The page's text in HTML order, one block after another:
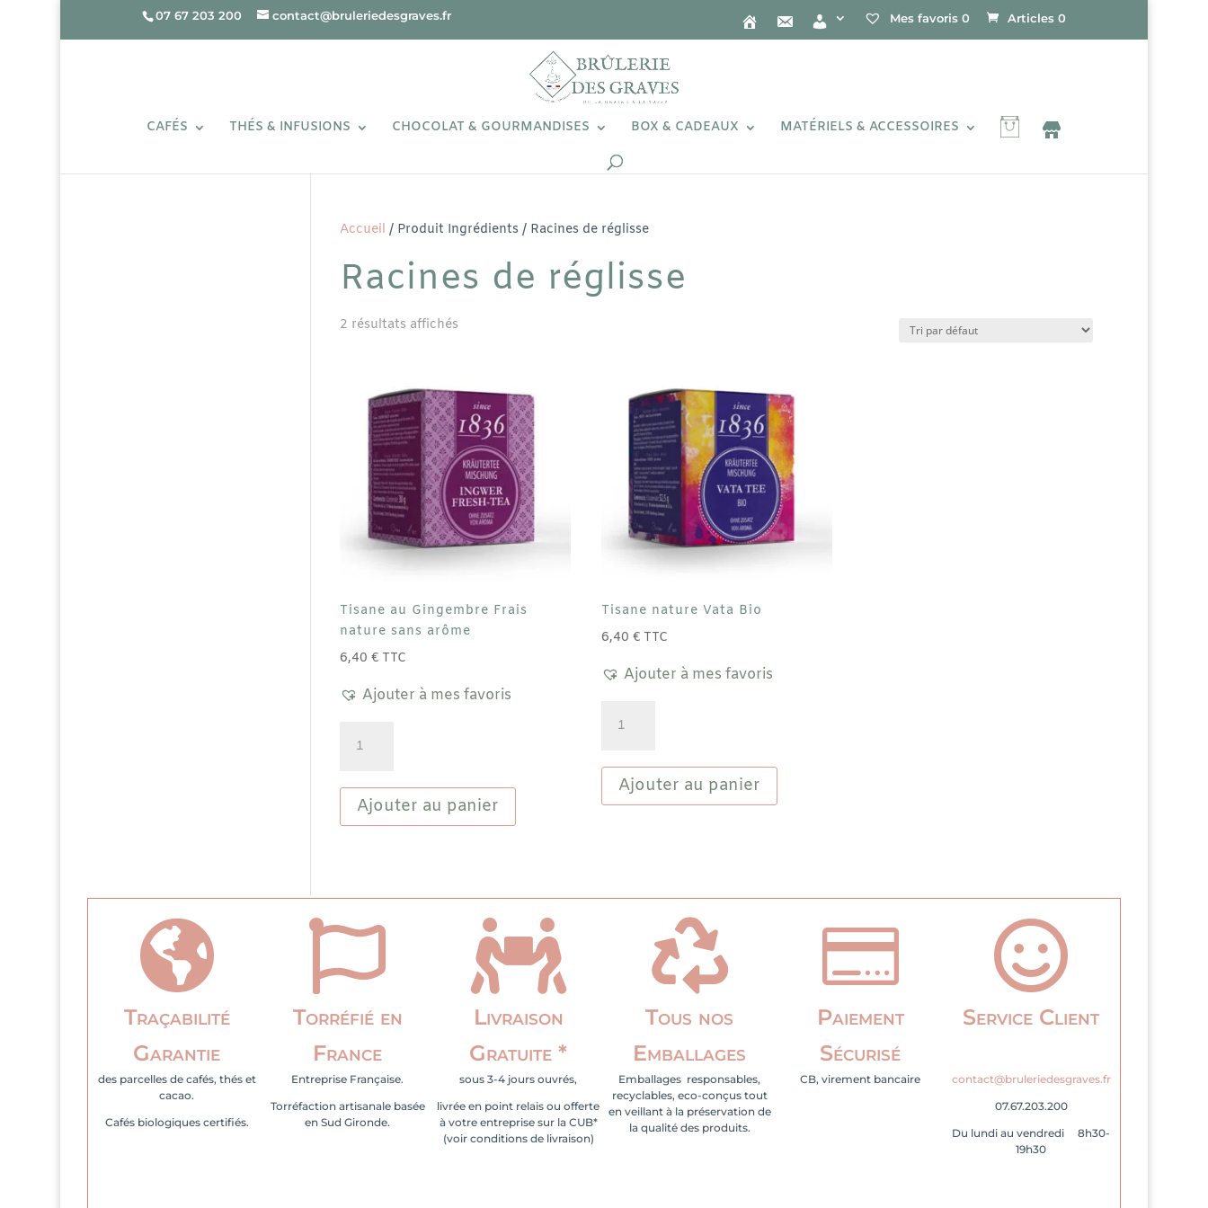
07 67 203 200 contact@bruleriedesgraves.fr Mes favoris0 Articles 0
CAFÉS THÉS & INFUSIONS CHOCOLAT & GOURMANDISES BOX & CADEAUX MATÉRIELS & ACCESSOIRES
Accueil / Produit Ingrédients / Racines de réglisse
Racines de réglisse
2 résultats affichés
Tisane au Gingembre Frais
nature sans arôme
6,40€ TTC
Ajouter à mes favoris
au
Gingembre
arôme
Ajouter au panier
Tisane nature Vata Bio
6,40 € TTC
Ajouter à mes favoris
nature
VataAjouter au panier

Traçabilité
Garantie
des parcelles de cafés, thés et
cacao.
Cafés biologiques certifiés.

Torréfié en
France
Entreprise Française.
Torréfaction artisanale basée
en Sud Gironde.

Livraison
Gratuite *
sous 3-4 jours ouvrés,
livrée en point relais ou offerte
à votre entreprise sur la CUB*
(voir conditions de livraison)

Tous nos
Emballages
Emballages responsables,
recyclables, eco-conçus tout
en veillant à la préservation de
la qualité des produits.

Paiement
Sécurisé
CB, virement bancaire

Service Client
contact@bruleriedesgraves.fr
07.67.203.200
Du lundi au vendredi 8h30-
19h30